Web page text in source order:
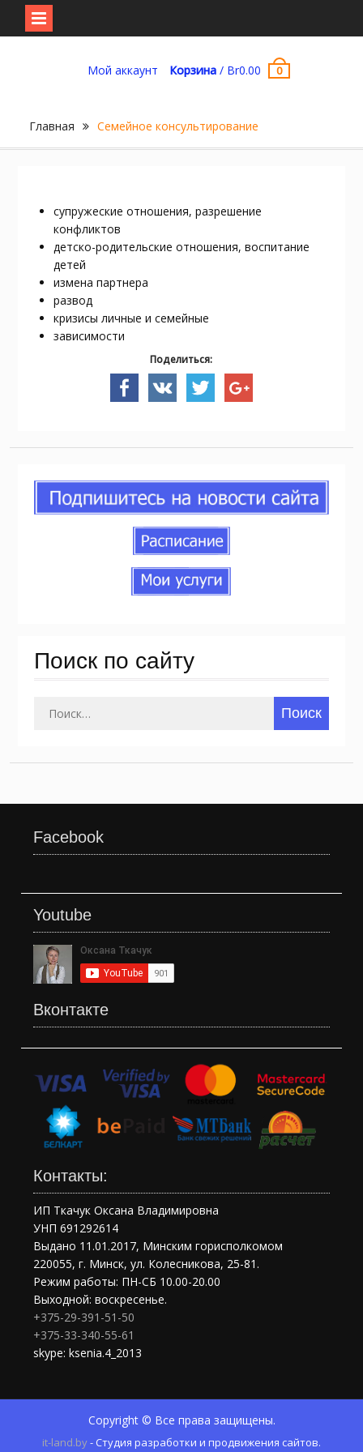
Мой аккаунт Корзина / Br0.00 0
Главная Семейное консультирование
супружеские отношения, разрешение
конфликтов
детско-родительские отношения, воспитание
детей
измена партнера
развод
кризисы личные и семейные
зависимости
Поделиться:
Поиск по сайту
Facebook
Youtube
Вконтакте
Контакты:
ИП Ткачук Оксана Владимировна
УНП 691292614
Выдано 11.01.2017, Минским горисполкомом
220055, г. Минск, ул. Колесникова, 25-81.
Режим работы: ПН-СБ 10.00-20.00
Выходной: воскресенье.
+375-29-391-51-50
+375-33-340-55-61
skype: ksenia.4_2013
Copyright © Все права защищены.
it-land.by- Студия разработки и продвижения сайтов.